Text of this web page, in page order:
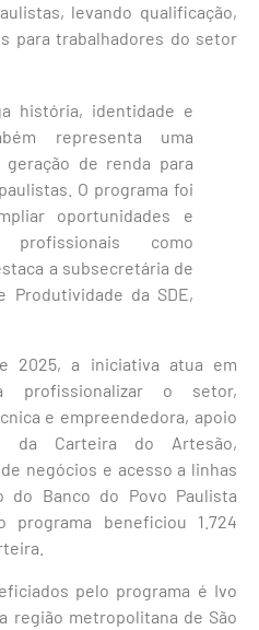
levando qualificação,
para trabalhadores do setor
história, identidade e
representa uma
de renda para
O programa foi
oportunidades e
como
a subsecretária de
Produtividade da SDE,
2025, a iniciativa atua em
profissionalizar o setor,
e empreendedora, apoio
da Carteira do Artesão,
negócios e acesso a linhas
do Banco do Povo Paulista
programa beneficiou 1.724
pelo programa é Ivo
região metropolitana de São